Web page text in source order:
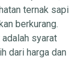
ternak sapi
berkurang.
syarat
dari harga dan